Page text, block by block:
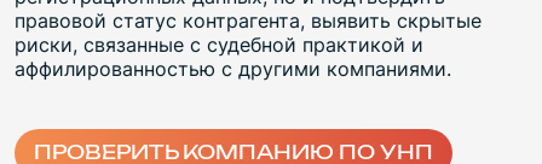
правовой статус контрагента, выявить скрытые
риски, связанные с судебной практикой и
аффилированностью с другими компаниями.
ПРОВЕРИТЬ КОМПАНИЮ ПО УНП